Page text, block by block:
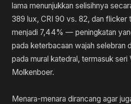
lama menunjukkan selisihnya
389 lux, CRI 90 vs. 82, dan flicker
menjadi 7,44% — peningkatan
pada keterbacaan wajah selebran
pada mural katedral, termasuk
Molkenboer.
Menara-menara dirancang agar